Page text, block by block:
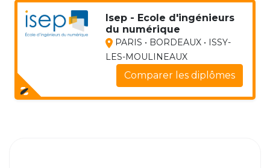
Isep - Ecole d'ingénieurs
du numérique
PARIS • BORDEAUX • ISSY-
LES-MOULINEAUX
Comparer les diplômes